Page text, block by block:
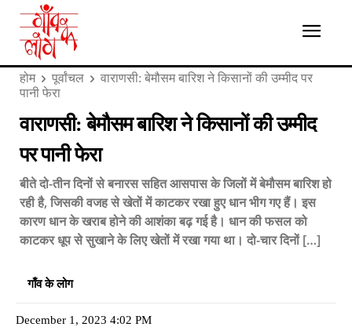
होम पूर्वांचल
वाराणसी: बेमौसम बारिश ने किसानों की उम्मीद पर
पानी फेरा
वाराणसी: बेमौसम बारिश ने किसानों की उम्मीद
पर पानी फेरा
बीते दो-तीन दिनों से बनारस सहित आसपास के जिलों में बेमौसम बारिश हो
रही है, जिसकी वजह से खेतों में काटकर रखा हुए धान भीग गए हैं। इस
कारण धान के खराब होने की आशंका बढ़ गई है। धान की फसल को
काटकर धूप से सुखाने के लिए खेतों में रखा गया था। दो-चार दिनों […]
गाँव के लोग
December 1, 2023 4:02 PM